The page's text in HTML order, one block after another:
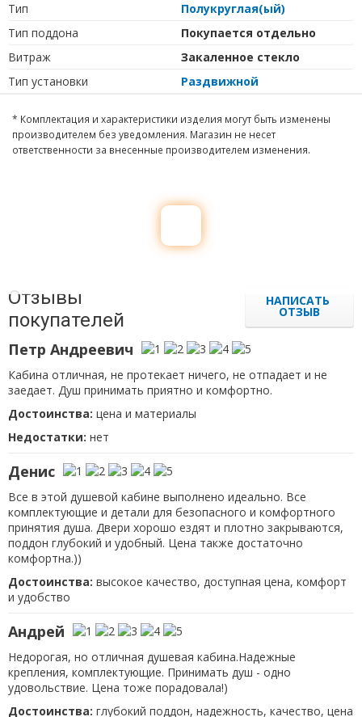
Тип
Полукруглая(ый)
Тип поддона
Покупается отдельно
Витраж
Закаленное стекло
Тип установки
Раздвижной
* Комплектация и характеристики изделия могут быть изменены
производителем без уведомления. Магазин не несет
ответственности за внесенные производителем изменения.
Отзывы
покупателей
НАПИСАТЬ
ОТЗЫВ
Петр Андреевич
Кабина отличная, не протекает ничего, не отпадает и не
заедает. Душ принимать приятно и комфортно.
Достоинства: цена и материалы
Недостатки: нет
Денис
Все в этой душевой кабине выполнено идеально. Все
комплектующие и детали для безопасного и комфортного
принятия душа. Двери хорошо ездят и плотно закрываются,
поддон глубокий и удобный. Цена также достаточно
комфортна.))
Достоинства: высокое качество, доступная цена, комфорт
и удобство
Андрей
Недорогая, но отличная душевая кабина.Надежные
крепления, комплектующие. Принимать душ - одно
удовольствие. Цена тоже порадовала!)
Достоинства: глубокий поддон, надежность, качество, цена